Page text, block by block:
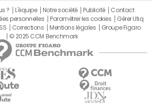
? L'équipe Notre société Publicité
Contact
personnelles Paramétrer les cookies
Gérer Utiq
Corrections Mentions légales
Groupe Figaro
© 2025 CCM Benchmark